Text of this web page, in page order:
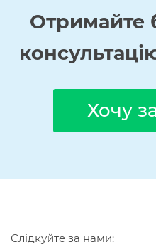
Отримайте
Хочу
Слідкуйте за нами: